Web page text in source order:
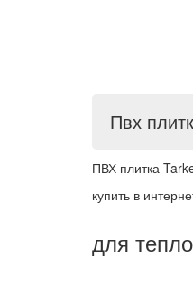
Пвх
ПВХ плитка
купить в
для